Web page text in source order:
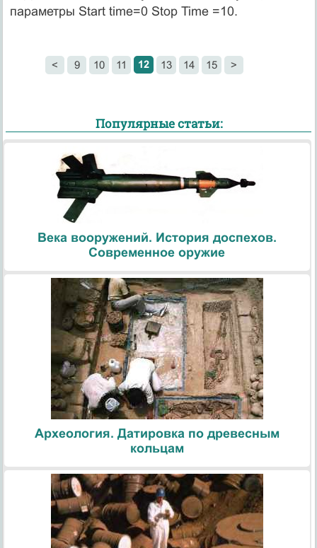
параметры Start time=0 Stop Time =10.
< 9 10 11 12 13 14 15 >
Популярные статьи:
Века вооружений. История доспехов.
Современное оружие
Археология. Датировка по древесным
кольцам